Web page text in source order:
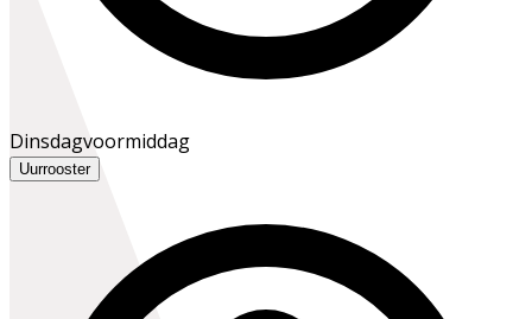
Dinsdagvoormiddag
Uurrooster